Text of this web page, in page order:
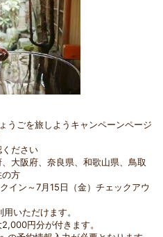
うごを旅しようキャンペーンページ
ださい
大阪府、奈良県、和歌山県、鳥取
の方
イン～7月15日（金）チェックアウ
いただけます。
円分が付きます。